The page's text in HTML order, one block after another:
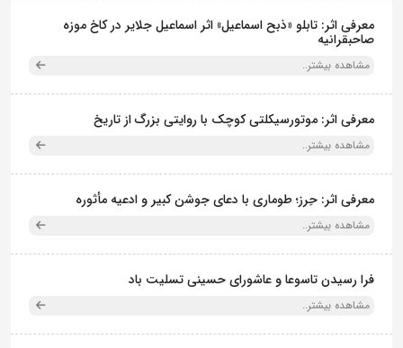
معرفی اثر: تابلو «ذبح اسماعیل» اثر اسماعیل جلایر در کاخ موزه
صاحبقرانیه
مشاهده بیشتر..
معرفی اثر: موتورسیکلتی کوچک با روایتی بزرگ از تاریخ
مشاهده بیشتر..
معرفی اثر: حِرز؛ طوماری با دعای جوشن کبیر و ادعیه مأثوره
مشاهده بیشتر..
فرا رسیدن تاسوعا و عاشورای حسینی تسلیت باد
مشاهده بیشتر..